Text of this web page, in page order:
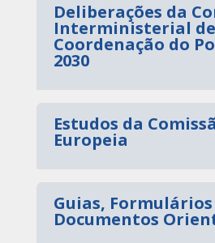
Deliberações da
Interministerial de
Coordenação do
2030
Estudos da
Europeia
Guias, Formulários
Documentos